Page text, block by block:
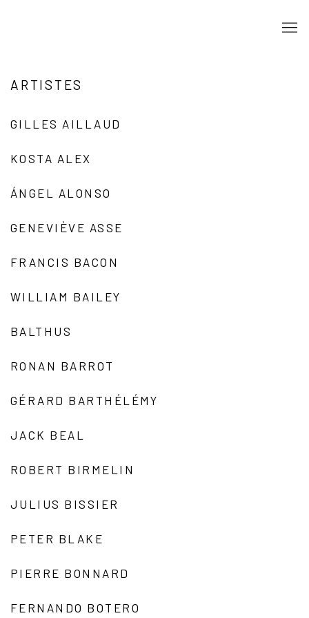
ARTISTES
GILLES AILLAUD
KOSTA ALEX
ÁNGEL ALONSO
GENEVIÈVE ASSE
FRANCIS BACON
WILLIAM BAILEY
BALTHUS
RONAN BARROT
GÉRARD BARTHÉLÉMY
JACK BEAL
ROBERT BIRMELIN
JULIUS BISSIER
PETER BLAKE
PIERRE BONNARD
FERNANDO BOTERO